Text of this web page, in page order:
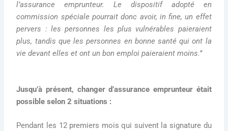
l’assurance emprunteur. Le dispositif adopté en
commission spéciale pourrait donc avoir, in fine, un effet
pervers : les personnes les plus vulnérables paieraient
plus, tandis que les personnes en bonne santé qui ont la
vie devant elles et ont un bon emploi paieraient moins.’’
Jusqu’à présent, changer d’assurance emprunteur était
possible selon 2 situations :
Pendant les 12 premiers mois qui suivent la signature du